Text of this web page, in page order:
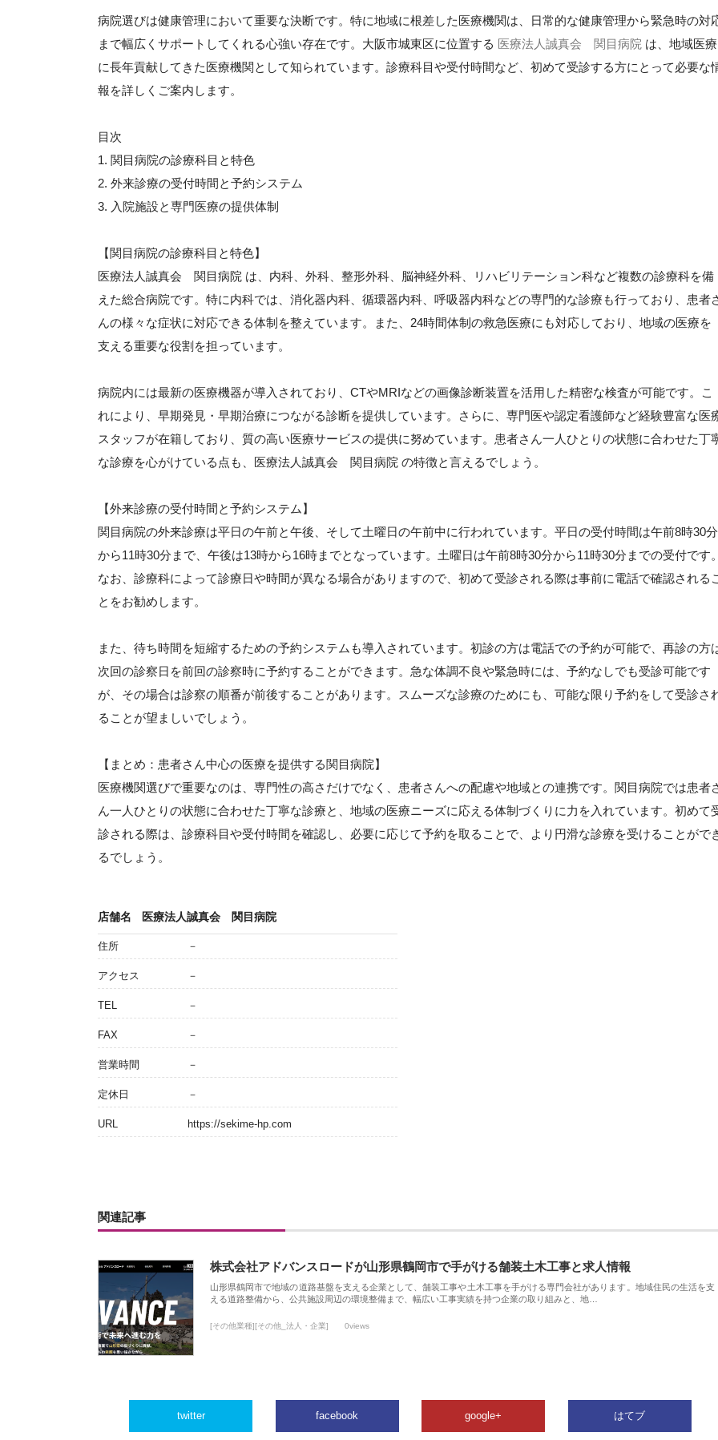
病院選びは健康管理において重要な決断です。特に地域に根差した医療機関は、日常的な健康管理から緊急時の対
まで幅広くサポートしてくれる心強い存在です。大阪市城東区に位置する 医療法人誠真会 関目病院 は、地域医療
に長年貢献してきた医療機関として知られています。診療科目や受付時間など、初めて受診する方にとって必要な
報を詳しくご案内します。
目次
1. 関目病院の診療科目と特色
2. 外来診療の受付時間と予約システム
3. 入院施設と専門医療の提供体制
【関目病院の診療科目と特色】
医療法人誠真会 関目病院 は、内科、外科、整形外科、脳神経外科、リハビリテーション科など複数の診療科を備
えた総合病院です。特に内科では、消化器内科、循環器内科、呼吸器内科などの専門的な診療も行っており、患者
んの様々な症状に対応できる体制を整えています。また、24時間体制の救急医療にも対応しており、地域の医療を
支える重要な役割を担っています。
病院内には最新の医療機器が導入されており、CTやMRIなどの画像診断装置を活用した精密な検査が可能です。こ
れにより、早期発見・早期治療につながる診断を提供しています。さらに、専門医や認定看護師など経験豊富な医
スタッフが在籍しており、質の高い医療サービスの提供に努めています。患者さん一人ひとりの状態に合わせた丁
な診療を心がけている点も、医療法人誠真会 関目病院 の特徴と言えるでしょう。
【外来診療の受付時間と予約システム】
関目病院の外来診療は平日の午前と午後、そして土曜日の午前中に行われています。平日の受付時間は午前8時30分
から11時30分まで、午後は13時から16時までとなっています。土曜日は午前8時30分から11時30分までの受付です。
なお、診療科によって診療日や時間が異なる場合がありますので、初めて受診される際は事前に電話で確認される
とをお勧めします。
また、待ち時間を短縮するための予約システムも導入されています。初診の方は電話での予約が可能で、再診の方
次回の診察日を前回の診察時に予約することができます。急な体調不良や緊急時には、予約なしでも受診可能です
が、その場合は診察の順番が前後することがあります。スムーズな診療のためにも、可能な限り予約をして受診さ
ることが望ましいでしょう。
【まとめ：患者さん中心の医療を提供する関目病院】
医療機関選びで重要なのは、専門性の高さだけでなく、患者さんへの配慮や地域との連携です。関目病院では患者
ん一人ひとりの状態に合わせた丁寧な診療と、地域の医療ニーズに応える体制づくりに力を入れています。初めて
診される際は、診療科目や受付時間を確認し、必要に応じて予約を取ることで、より円滑な診療を受けることがで
るでしょう。
店舗名 医療法人誠真会 関目病院
住所 －
アクセス －
TEL －
FAX －
営業時間 －
定休日 －
URL https://sekime-hp.com
関連記事
株式会社アドバンスロードが山形県鶴岡市で手がける舗装土木工事と求人情報
山形県鶴岡市で地域の道路基盤を支える企業として、舗装工事や土木工事を手がける専門会社があります。地域住民の生活を支
える道路整備から、公共施設周辺の環境整備まで、幅広い工事実績を持つ企業の取り組みと、地…
[その他業種][その他_法人・企業] 0views
twitter facebook google+ はてブ